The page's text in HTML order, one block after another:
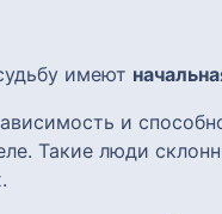
имеют
и
Такие люди